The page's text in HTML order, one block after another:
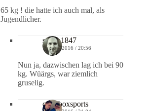
65 kg ! die hatte ich auch mal, als
Jugendlicher.
solera1847
1. JUNI 2016 / 20:56
Nun ja, dazwischen lag ich bei 90
kg. Wüärgs, war ziemlich
gruselig.
crossboxsports